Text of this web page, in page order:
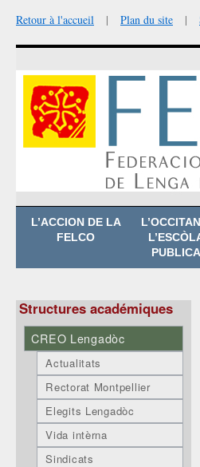
Retour à l'accueil | Plan du site |
AllerL’ACCION DE LA
FELCO
PUBLICA
Structures académiques
CREO Lengadòc
Actualitats
Rectorat Montpellier
Elegits Lengadòc
Vida intèrna
Sindicats